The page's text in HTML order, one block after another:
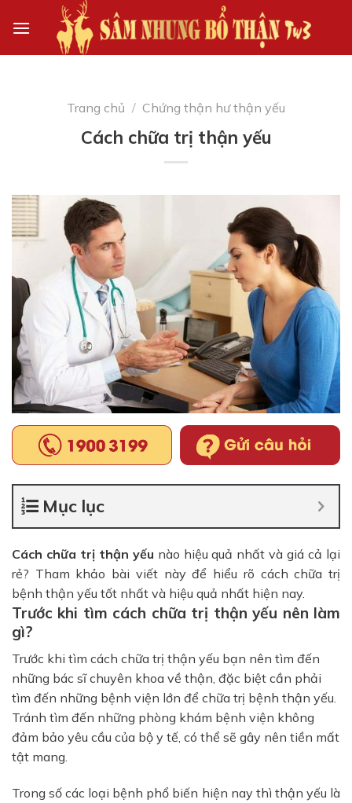
Trang chủ / Chứng thận hư thận yếu
Cách chữa trị thận yếu
Mục lục
Cách chữa trị thận yếu nào hiệu quả nhất và giá cả lại
rẻ? Tham khảo bài viết này để hiểu rõ cách chữa trị
bệnh thận yếu tốt nhất và hiệu quả nhất hiện nay.
Trước khi tìm cách chữa trị thận yếu nên làm
gì?
Trước khi tìm cách chữa trị thận yếu bạn nên tìm đến
những bác sĩ chuyên khoa về thận, đặc biệt cần phải
tìm đến những bệnh viện lớn để chữa trị bệnh thận yếu.
Tránh tìm đến những phòng khám bệnh viện không
đảm bảo yêu cầu của bộ y tế, có thể sẽ gây nên tiền mất
tật mang.
Trong số các loại bệnh phổ biến hiện nay thì thận yếu là